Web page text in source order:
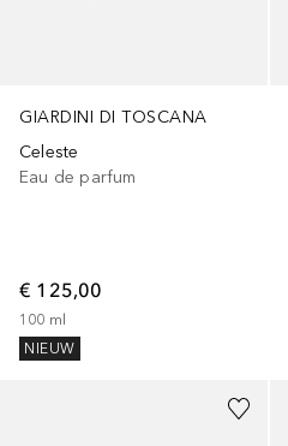
GIARDINI DI TOSCANA
Celeste
Eau de parfum
€ 125,00
100 ml
NIEUW